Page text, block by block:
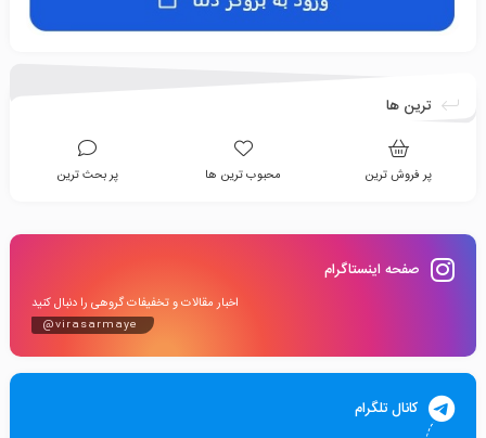
ترین ها
پر فروش ترین محبوب ترین ها پر بحث ترین
صفحه اینستاگرام
اخبار مقالات و تخفیفات گروهی را دنبال کنید
@virasarmaye
کانال تلگرام